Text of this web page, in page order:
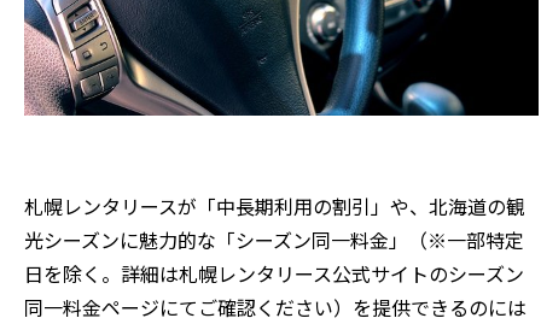
札幌レンタリースが「中長期利用の割引」や、北海道の観
光シーズンに魅力的な「シーズン同一料金」（※一部特定
日を除く。詳細は札幌レンタリース公式サイトのシーズン
同一料金ページにてご確認ください）を提供できるのには